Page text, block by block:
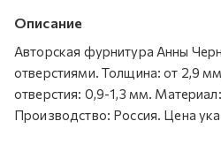
Описание
Авторская фурнитура Анны
отверстиями. Толщина: от 2,9
отверстия: 0,9-1,3 мм. Материал:
Производство: Россия. Цена